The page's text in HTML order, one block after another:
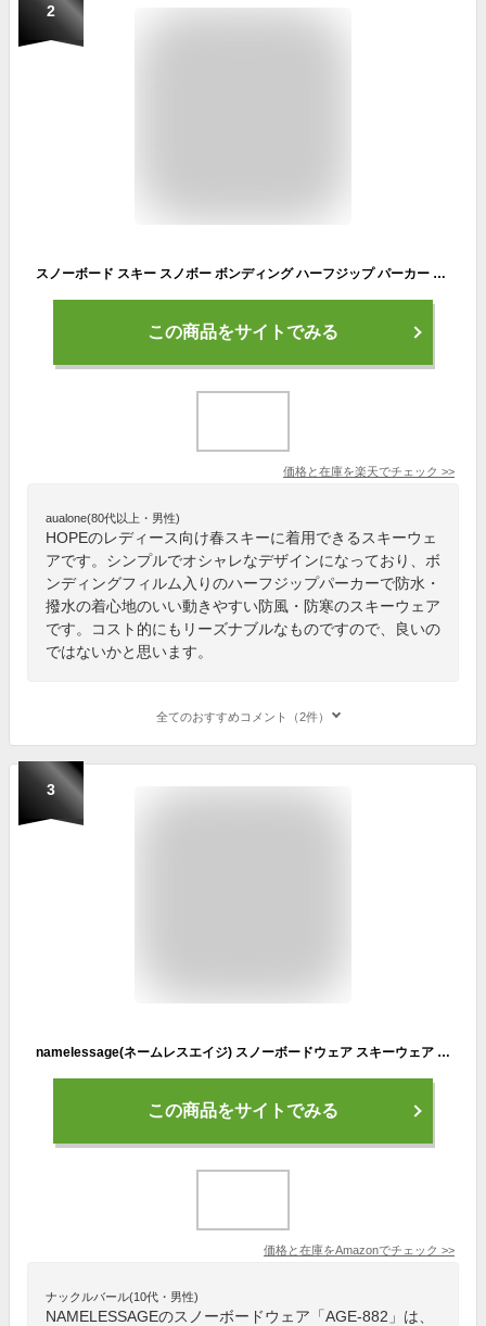
2
スノーボード スキー スノボー ボンディング ハーフジップ パーカー 防水 撥水 防風 防寒 冬 雪 スノーボードウェア スキーウェア スノボウェア メンズ レディース HOPE ホープ 春スキー 春スノボー age-770FB
この商品をサイトでみる
価格と在庫を楽天でチェック >>
aualone(80代以上・男性)
HOPEのレディース向け春スキーに着用できるスキーウェ
アです。シンプルでオシャレなデザインになっており、ボ
ンディングフィルム入りのハーフジップパーカーで防水・
撥水の着心地のいい動きやすい防風・防寒のスキーウェア
です。コスト的にもリーズナブルなものですので、良いの
ではないかと思います。
全てのおすすめコメント（2件）
3
namelessage(ネームレスエイジ) スノーボードウェア スキーウェア ピステ ジャケット 単品 メンズ レディース age-882 ブルーグレー M サイズ スノーウェア スノボウェア
この商品をサイトでみる
価格と在庫をAmazonでチェック >>
ナックルバール(10代・男性)
NAMELESSAGEのスノーボードウェア「AGE-882」は、